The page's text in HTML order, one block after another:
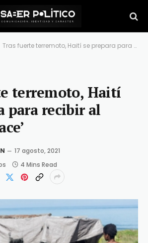
Tras fuerte terremoto, Haití se prepara para recibir al ciclón ‘Grace’
terremoto, Haití
para recibir al
17 agosto, 2021
4 Mins Read